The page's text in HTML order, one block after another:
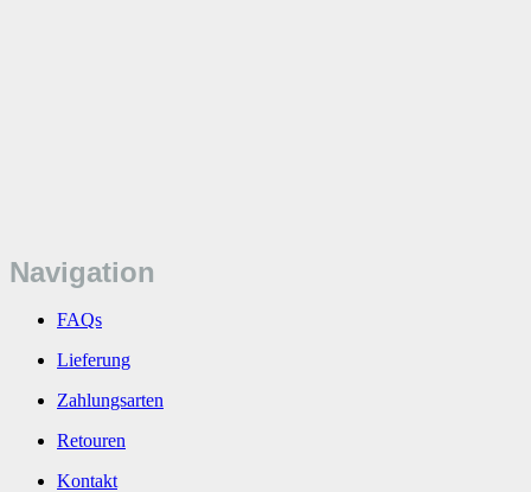
Navigation
FAQs
Lieferung
Zahlungsarten
Retouren
Kontakt